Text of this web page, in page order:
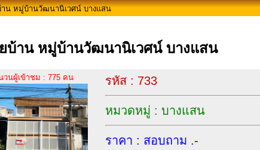
น หมู่บ้านวัฒนานิเวศน์ บางแสน
บ้าน หมู่บ้านวัฒนานิเวศน์ บางแสน
วนผู้เข้าชม : 775 คน รหัส : 733
หมวดหมู่ : บางแสน
ราคา : สอบถาม .-